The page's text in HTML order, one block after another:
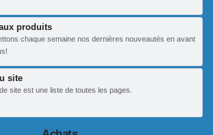
produits
chaque semaine nos dernières nouveautés en avant
site
site est une liste de toutes les pages.